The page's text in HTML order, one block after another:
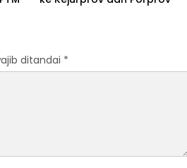
ditandai *